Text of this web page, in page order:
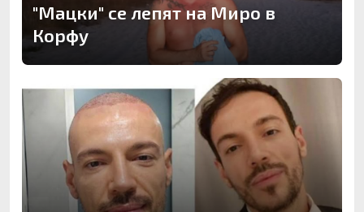
"Мацки" се лепят на Миро в
Корфу